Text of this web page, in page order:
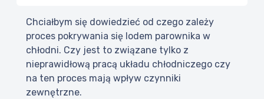
Chciałbym się dowiedzieć od czego zależy
proces pokrywania się lodem parownika w
chłodni. Czy jest to związane tylko z
nieprawidłową pracą układu chłodniczego czy
na ten proces mają wpływ czynniki
zewnętrzne.